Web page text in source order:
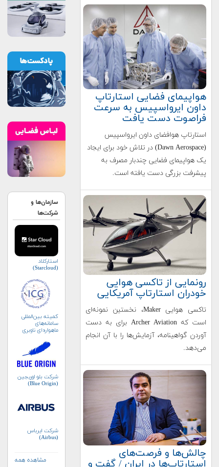
هواپیمای فضایی استارتاپ
داون ایرواسپیس به سرعت
فراصوت دست یافت
استارتاپ هوافضای داون ایرواسپیس
(Dawn Aerospace) در تلاش خود برای ایجاد
یک هواپیمای فضایی چندبار مصرف به
پیشرفت بزرگی دست یافته است.
رونمایی از تاکسی هوایی
خودران استارتاپ آمریکایی
تاکسی هوایی Maker، نخستین نمونه‌ای
است که Archer Aviation برای به دست
آوردن گواهینامه، آزمایش‌ها را با آن انجام
می‌دهد.
چالش‌ها و فرصت‌های
استارتاپ‌ها در ایران / گفت و
سازمان‌ها و
شرکت‌ها
استارکلاد
(Starcloud)
کمیته بین‌المللی
سامانه‌های
ماهواره‌ای ناوبری
شرکت بلو اوریجین
(Blue Origin)
شرکت ایرباس
(Airbus)
مشاهده همه